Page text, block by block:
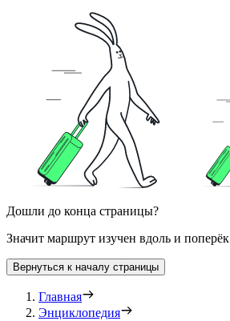
Дошли до конца страницы?
Значит маршрут изучен вдоль и поперёк
Вернуться к началу страницы
Главная
Энциклопедия